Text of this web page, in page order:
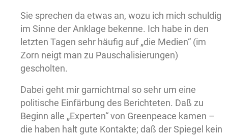
Sie sprechen da etwas an, wozu ich mich schuldig
im Sinne der Anklage bekenne. Ich habe in den
letzten Tagen sehr häufig auf „die Medien“ (im
Zorn neigt man zu Pauschalisierungen)
gescholten.
Dabei geht mir garnichtmal so sehr um eine
politische Einfärbung des Berichteten. Daß zu
Beginn alle „Experten“ von Greenpeace kamen –
die haben halt gute Kontakte; daß der Spiegel kein